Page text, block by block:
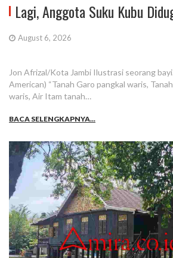
Lagi, Anggota Suku Kubu
August 6, 2026
Jon Afrizal/Kota Jambi Ilustrasi seorang
American) “Tanah Garo pangkal waris,
waris, Air Itam tanah…
BACA SELENGKAPNYA...